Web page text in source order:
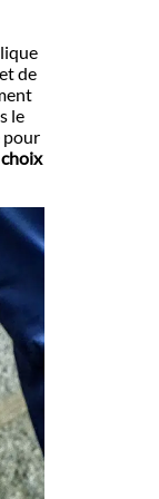
de
le
pour